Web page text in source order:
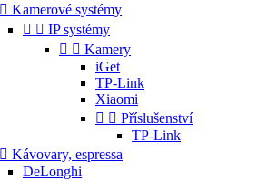
 Kamerové systémy
  IP systémy
  Kamery
iGet
TP-Link
Xiaomi
  Příslušenství
TP-Link
 Kávovary, espressa
DeLonghi